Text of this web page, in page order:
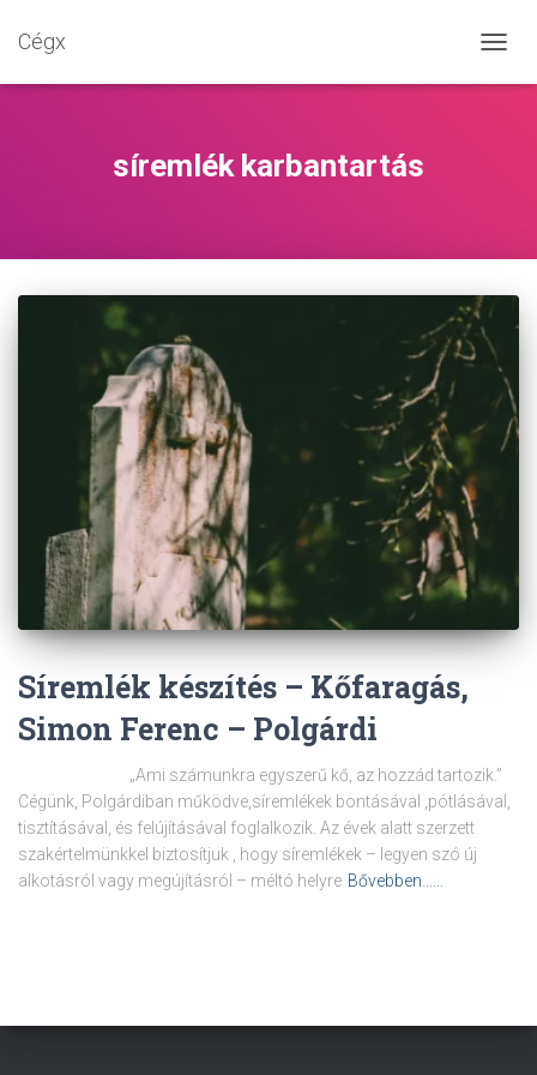
Cégx
BE-/
síremlék karbantartás
Síremlék készítés – Kőfaragás,
Simon Ferenc – Polgárdi
„Ami számunkra egyszerű kő, az hozzád tartozik.”
Cégünk, Polgárdiban működve,síremlékek bontásával ,pótlásával,
tisztításával, és felújításával foglalkozik. Az évek alatt szerzett
szakértelmünkkel biztosítjuk , hogy síremlékek – legyen szó új
alkotásról vagy megújításról – méltó helyre Bővebben……